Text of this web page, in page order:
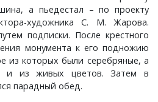
а пьедестал – по проекту
художника С. М. Жарова.
подписки. После крестного
монумента к его подножию
из которых были серебряные, а
и из живых цветов. Затем в
парадный обед.